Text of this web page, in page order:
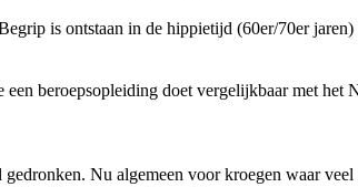
is ontstaan in de hippietijd (60er/70er
beroepsopleiding doet vergelijkbaar met het
Nu algemeen voor kroegen waar